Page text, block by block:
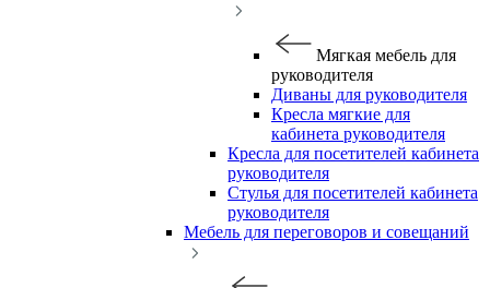
Мягкая мебель для
руководителя
Диваны для руководителя
Кресла мягкие для
кабинета руководителя
Кресла для посетителей кабинета
руководителя
Стулья для посетителей кабинета
руководителя
Мебель для переговоров и совещаний